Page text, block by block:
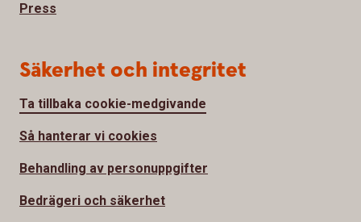
Press
Säkerhet och integritet
Ta tillbaka cookie-medgivande
Så hanterar vi cookies
Behandling av personuppgifter
Bedrägeri och säkerhet